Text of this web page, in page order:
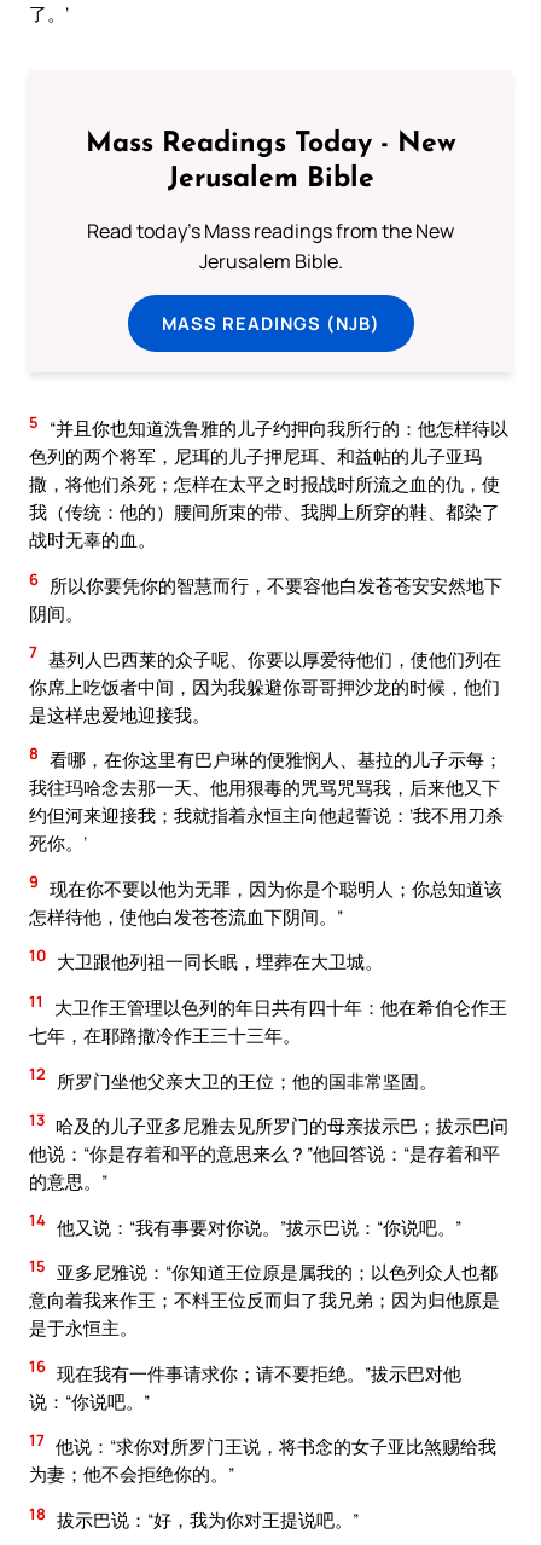
了。’
Mass Readings Today - New
Jerusalem Bible
Read today's Mass readings from the New
Jerusalem Bible.
MASS READINGS (NJB)
5
“并且你也知道洗鲁雅的儿子约押向我所行的：他怎样待以
色列的两个将军，尼珥的儿子押尼珥、和益帖的儿子亚玛
撒，将他们杀死；怎样在太平之时报战时所流之血的仇，使
我（传统：他的）腰间所束的带、我脚上所穿的鞋、都染了
战时无辜的血。
6 所以你要凭你的智慧而行，不要容他白发苍苍安安然地下
阴间。
7 基列人巴西莱的众子呢、你要以厚爱待他们，使他们列在
你席上吃饭者中间，因为我躲避你哥哥押沙龙的时候，他们
是这样忠爱地迎接我。
8 看哪，在你这里有巴户琳的便雅悯人、基拉的儿子示每；
我往玛哈念去那一天、他用狠毒的咒骂咒骂我，后来他又下
约但河来迎接我；我就指着永恒主向他起誓说：‘我不用刀杀
死你。’
9 现在你不要以他为无罪，因为你是个聪明人；你总知道该
怎样待他，使他白发苍苍流血下阴间。”
10 大卫跟他列祖一同长眠，埋葬在大卫城。
11
大卫作王管理以色列的年日共有四十年：他在希伯仑作王
七年，在耶路撒冷作王三十三年。
12 所罗门坐他父亲大卫的王位；他的国非常坚固。
13 哈及的儿子亚多尼雅去见所罗门的母亲拔示巴；拔示巴问
他说：“你是存着和平的意思来么？”他回答说：“是存着和平
的意思。”
14 他又说：“我有事要对你说。”拔示巴说：“你说吧。”
15
亚多尼雅说：“你知道王位原是属我的；以色列众人也都
意向着我来作王；不料王位反而归了我兄弟；因为归他原是
是于永恒主。
16 现在我有一件事请求你；请不要拒绝。”拔示巴对他
说：“你说吧。”
17 他说：“求你对所罗门王说，将书念的女子亚比煞赐给我
为妻；他不会拒绝你的。”
18 拔示巴说：“好，我为你对王提说吧。”